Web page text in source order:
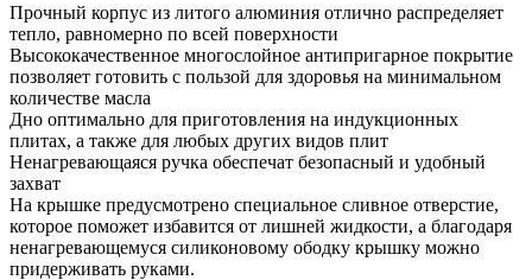
Прочный корпус из литого алюминия отлично распределяет
тепло, равномерно по всей поверхности
Высококачественное многослойное антипригарное покрытие
позволяет готовить с пользой для здоровья на минимальном
количестве масла
Дно оптимально для приготовления на индукционных
плитах, а также для любых других видов плит
Ненагревающаяся ручка обеспечат безопасный и удобный
захват
На крышке предусмотрено специальное сливное отверстие,
которое поможет избавится от лишней жидкости, а благодаря
ненагревающемуся силиконовому ободку крышку можно
придерживать руками.